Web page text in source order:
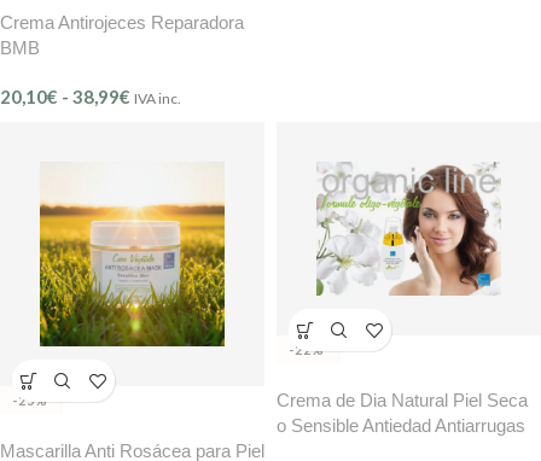
Crema Antirojeces Reparadora
BMB
20,10€ - 38,99€ IVA inc.
-25%
Mascarilla Anti Rosácea para Piel
-22%
Crema de Dia Natural Piel Seca
o Sensible Antiedad Antiarrugas